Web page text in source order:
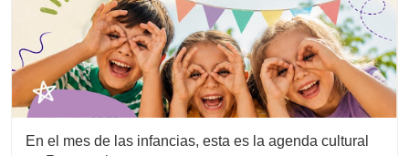
En el mes de las infancias, esta es la agenda cultural